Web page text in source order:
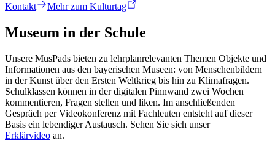
Kontakt Mehr zum Kulturtag
Museum in der Schule
Unsere MusPads bieten zu lehrplanrelevanten Themen Objekte und
Informationen aus den bayerischen Museen: von Menschenbildern
in der Kunst über den Ersten Weltkrieg bis hin zu Klimafragen.
Schulklassen können in der digitalen Pinnwand zwei Wochen
kommentieren, Fragen stellen und liken. Im anschließenden
Gespräch per Videokonferenz mit Fachleuten entsteht auf dieser
Basis ein lebendiger Austausch. Sehen Sie sich unser
Erklärvideo an.